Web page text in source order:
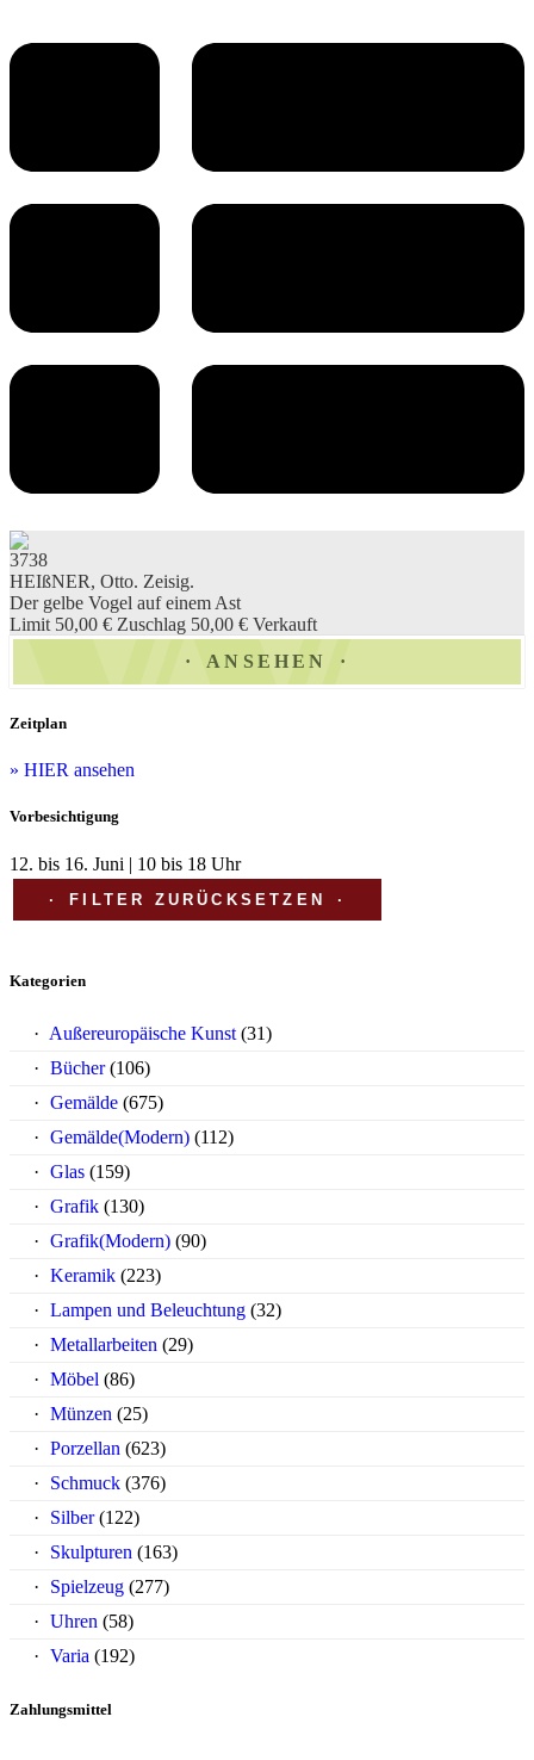
3738
HEIßNER, Otto. Zeisig.
Der gelbe Vogel auf einem Ast
Limit 50,00 € Zuschlag 50,00 € Verkauft
ANSEHEN
Zeitplan
» HIER ansehen
Vorbesichtigung
12. bis 16. Juni | 10 bis 18 Uhr
FILTER ZURÜCKSETZEN
Kategorien
Außereuropäische Kunst (31)
Bücher (106)
Gemälde (675)
Gemälde(Modern) (112)
Glas (159)
Grafik (130)
Grafik(Modern) (90)
Keramik (223)
Lampen und Beleuchtung (32)
Metallarbeiten (29)
Möbel (86)
Münzen (25)
Porzellan (623)
Schmuck (376)
Silber (122)
Skulpturen (163)
Spielzeug (277)
Uhren (58)
Varia (192)
Zahlungsmittel